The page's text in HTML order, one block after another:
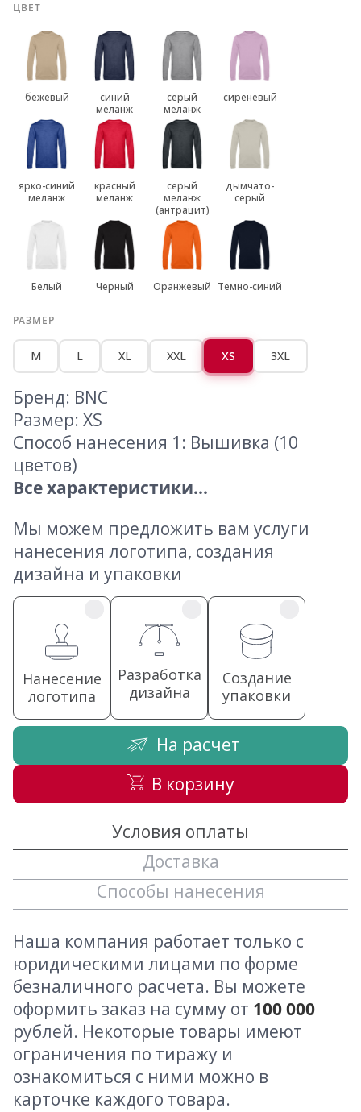
ЦВЕТ
бежевый
синий
меланж
серый
меланж
сиреневый
ярко-синий
меланж
красный
меланж
серый
меланж
(антрацит)
дымчато-
серый
Белый Черный Оранжевый Темно-синий
РАЗМЕР
M L XL XXL XS 3XL
Бренд: BNC
Размер: XS
Способ нанесения 1: Вышивка (10
цветов)
Все характеристики...
Мы можем предложить вам услуги
нанесения логотипа, создания
дизайна и упаковки
Нанесение
логотипа
Разработка
дизайна
Создание
упаковки
На расчет
В корзину
Условия оплаты
Доставка
Способы нанесения
Наша компания работает только с
юридическими лицами по форме
безналичного расчета. Вы можете
оформить заказ на сумму от 100 000
рублей. Некоторые товары имеют
ограничения по тиражу и
ознакомиться с ними можно в
карточке каждого товара.